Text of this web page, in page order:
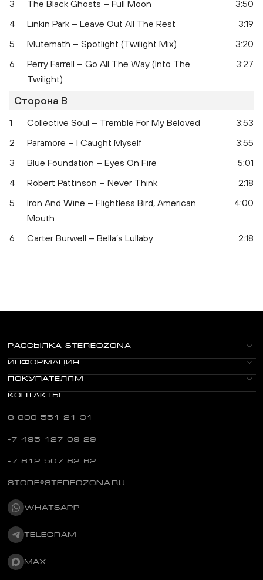
3
The Black Ghosts – Full Moon
3:50
4
Linkin Park – Leave Out All The Rest
3:19
5
Mutemath – Spotlight (Twilight Mix)
3:20
6
Perry Farrell – Go All The Way (Into The
Twilight)
3:27
Сторона B
1 Collective Soul – Tremble For My Beloved
3:53
2
Paramore – I Caught Myself
3:55
3
Blue Foundation – Eyes On Fire
5:01
4
Robert Pattinson – Never Think
2:18
5
Iron And Wine – Flightless Bird, American
Mouth
4:00
6 Carter Burwell – Bella’s Lullaby 2:18
РАССЫЛКА STEREOZONA
ИНФОРМАЦИЯ
ПОКУПАТЕЛЯМ
КОНТАКТЫ
8 800 551 21 31
+7 495 127 09 29
+7 812 507 82 62
STORE@STEREOZONA.RU
WHATSAPP
TELEGRAM
MAX